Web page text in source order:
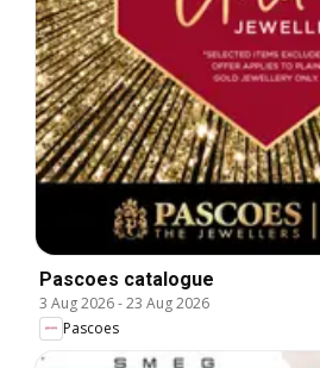
Pascoes catalogue
3 Aug 2026-23 Aug 2026
Pascoes